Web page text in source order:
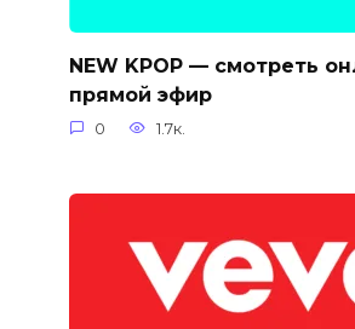
NEW KPOP — смотреть
прямой эфир
0 1.7к.